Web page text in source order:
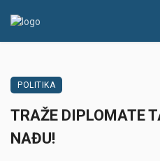
POLITIKA
TRAŽE DIPLOMATE
NAĐU!